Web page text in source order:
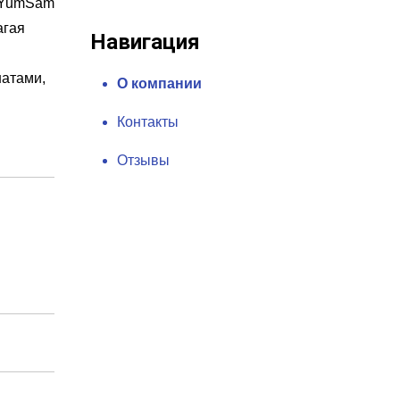
Навигация
О компании
Контакты
Отзывы